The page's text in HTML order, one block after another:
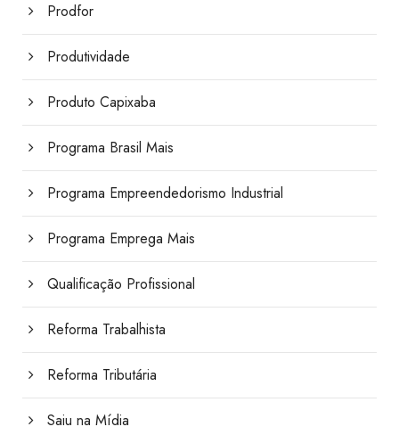
Prodfor
Produtividade
Produto Capixaba
Programa Brasil Mais
Programa Empreendedorismo Industrial
Programa Emprega Mais
Qualificação Profissional
Reforma Trabalhista
Reforma Tributária
Saiu na Mídia